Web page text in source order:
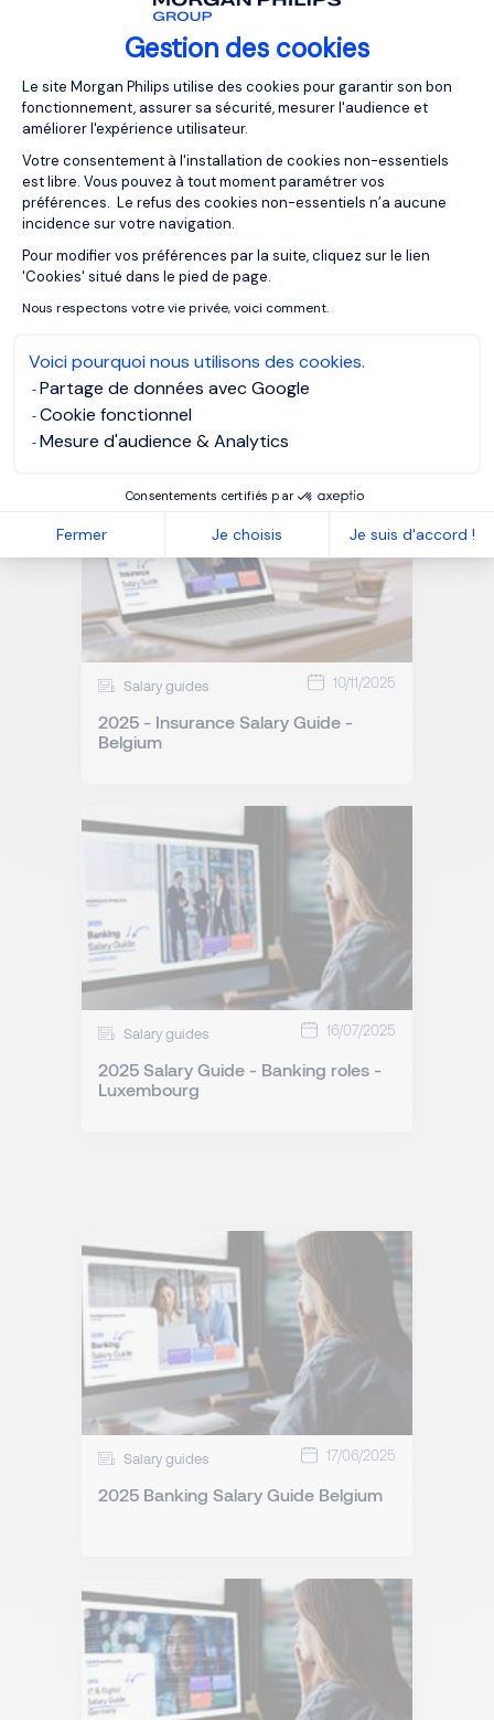
Gestion des cookies
Plateforme de Gestion du
Le site Morgan Philips utilise des cookies pour garantir son bon
fonctionnement, assurer sa sécurité, mesurer l'audience et
améliorer l'expérience utilisateur.
Votre consentement à l'installation de cookies non-essentiels
est libre. Vous pouvez à tout moment paramétrer vos
préférences. Le refus des cookies non-essentiels n’a aucune
incidence sur votre navigation.
Pour modifier vos préférences par la suite, cliquez sur le lien
'Cookies' situé dans le pied de page.
Nous respectons votre vie privée, voici comment.
Voici pourquoi nous utilisons des cookies.
Partage de données avec Google
Cookie fonctionnel
Mesure d'audience & Analytics
Consentements certifiés par
Fermer Je choisis Je suis d'accord !
Axeptio consent
2025/2026 - Investment Funds
Salary Guide - Luxembourg
Salary guides 10/11/2025
2025 - Insurance Salary Guide -
Belgium
Salary guides 16/07/2025
2025 Salary Guide - Banking roles -
Luxembourg
Salary guides 17/06/2025
2025 Banking Salary Guide Belgium